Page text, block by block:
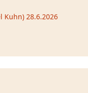
Kuhn) 28.6.2026